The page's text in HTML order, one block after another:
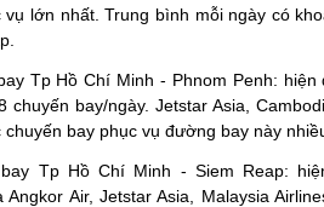
vụ lớn nhất. Trung bình mỗi ngày có
Tp Hồ Chí Minh - Phnom Penh:
chuyến bay/ngày. Jetstar Asia,
chuyến bay phục vụ đường bay này
Tp Hồ Chí Minh - Siem Reap:
Angkor Air, Jetstar Asia, Malaysia